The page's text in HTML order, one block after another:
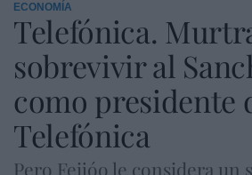
ECONOMÍA
Telefónica.
sobrevivir al
como presidente
Telefónica
Pero Feijóo le considera un